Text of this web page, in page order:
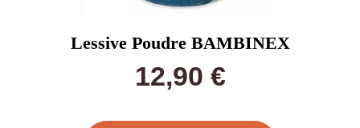
Lessive Poudre BAMBINEX
12,90 €